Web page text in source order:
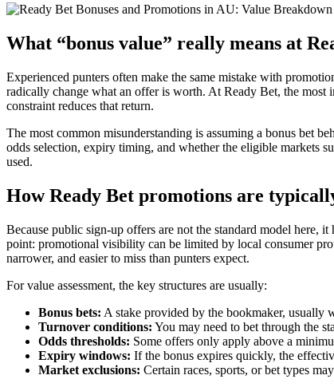
What “bonus value” really means at
Experienced punters often make the same mistake with
radically change what an offer is worth. At Ready Bet, the most
constraint reduces that return.
The most common misunderstanding is assuming a bonus bet
odds selection, expiry timing, and whether the eligible markets
used.
How Ready Bet promotions are
Because public sign-up offers are not the standard model here,
point: promotional visibility can be limited by local consumer
narrower, and easier to miss than punters expect.
For value assessment, the key structures are usually:
Bonus bets: A stake provided by the bookmaker, usually
Turnover conditions: You may need to bet through the
Odds thresholds: Some offers only apply above a
Expiry windows: If the bonus expires quickly, the
Market exclusions: Certain races, sports, or bet types